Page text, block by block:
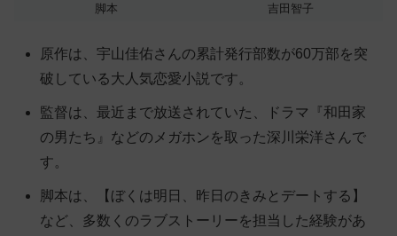
脚本
吉田智子
原作は、宇山佳佑さんの累計発行部数が60万部を突
破している大人気恋愛小説です。
監督は、最近まで放送されていた、ドラマ『和田家
の男たち』などのメガホンを取った深川栄洋さんで
す。
脚本は、【ぼくは明日、昨日のきみとデートする】
など、多数くのラブストーリーを担当した経験があ